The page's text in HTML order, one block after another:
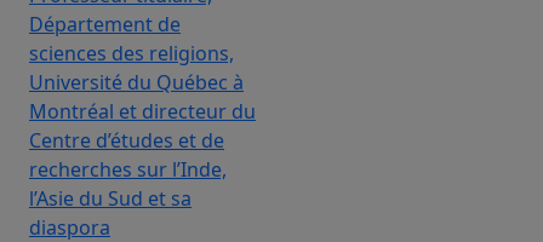
Département de
sciences des religions,
Université du Québec à
Montréal et directeur du
Centre d’études et de
recherches sur l’Inde,
l’Asie du Sud et sa
diaspora